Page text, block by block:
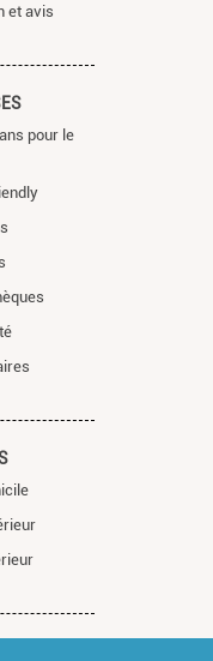
et avis
pour le